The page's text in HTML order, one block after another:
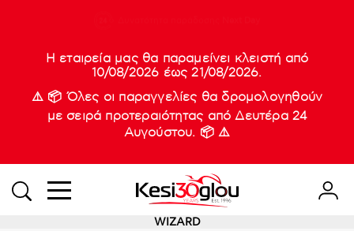
Η εταιρεία μας θα παραμείνει κλειστή από
10/08/2026 έως 21/08/2026.
⚠️ 📦 Όλες οι παραγγελίες θα δρομολογηθούν
με σειρά προτεραιότητας από Δευτέρα 24
Αυγούστου. 📦 ⚠️
WIZARD